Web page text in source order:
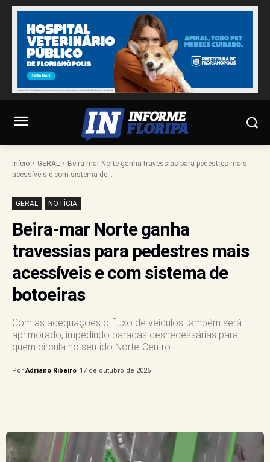
Início GERAL
Beira-mar Norte ganha travessias para pedestres mais
acessíveis e com sistema de...
GERAL NOTÍCIA
Beira-mar Norte ganha
travessias para pedestres mais
acessíveis e com sistema de
botoeiras
Com as adequações o fluxo de veículos também será
aprimorado, impedindo paradas desnecessárias para
quem circula no sentido Norte-Centro
Por Adriano Ribeiro 17 de outubro de 2025